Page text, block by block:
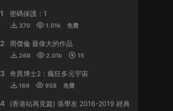
來源： (香港站&台北站) 張學友 經典之旅
HY0768 • 2024-03-13
來源：
容祖兒 Another Side Joey My Secret
Live 2023
509sdyfk • 2024-02-21
1 密碼保護：1
370 1.01k 免費
2 周傑倫 最偉大的作品
268 2.01k 15
3 奇異博士2：瘋狂多元宇宙
169 958 免費
4
(香港站再見篇) 張學友 2016-2019 經典